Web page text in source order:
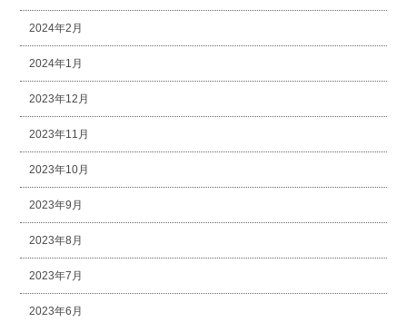
2024年2月
2024年1月
2023年12月
2023年11月
2023年10月
2023年9月
2023年8月
2023年7月
2023年6月